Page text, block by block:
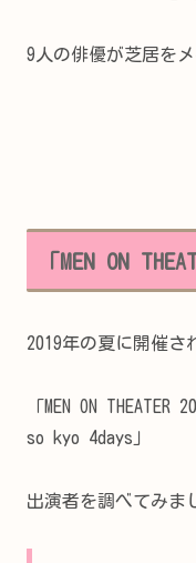
9人の俳優が芝居を
｢MEN ON
2019年の夏に開催さ
「MEN ON
so kyo 4days」
出演者を調べてみま